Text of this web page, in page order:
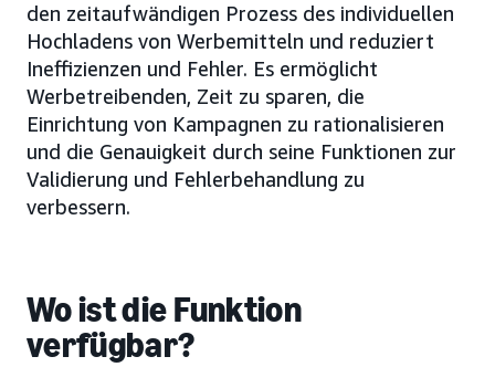
den zeitaufwändigen Prozess des individuellen
Hochladens von Werbemitteln und reduziert
Ineffizienzen und Fehler. Es ermöglicht
Werbetreibenden, Zeit zu sparen, die
Einrichtung von Kampagnen zu rationalisieren
und die Genauigkeit durch seine Funktionen zur
Validierung und Fehlerbehandlung zu
verbessern.
Wo ist die Funktion
verfügbar?